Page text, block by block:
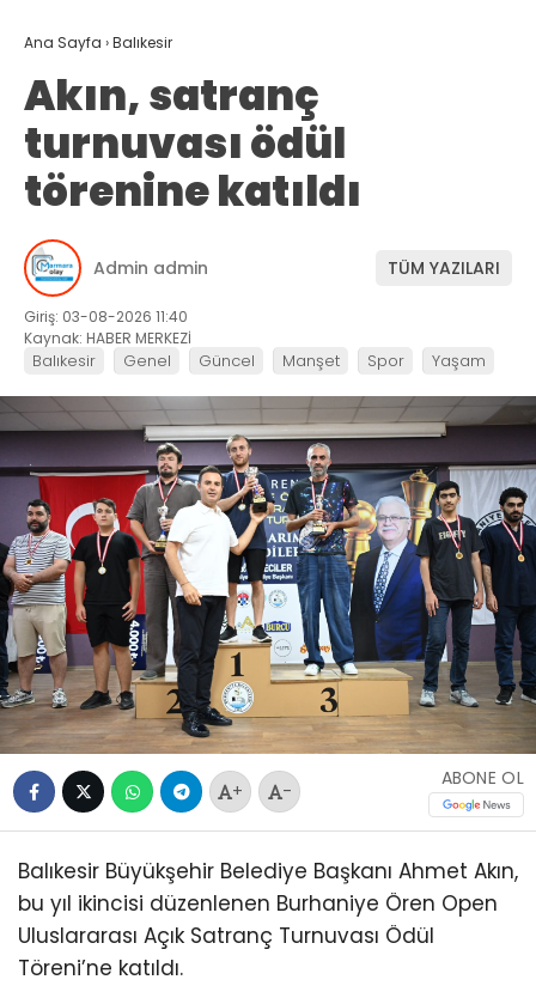
Ana Sayfa ›Balıkesir
Akın, satranç
turnuvası ödül
törenine katıldı
Admin admin TÜM YAZILARI
Giriş: 03-08-2026 11:40
Kaynak: HABER MERKEZİ
Balıkesir Genel Güncel Manşet Spor Yaşam
+ -
ABONE OL
Balıkesir Büyükşehir Belediye Başkanı Ahmet Akın,
bu yıl ikincisi düzenlenen Burhaniye Ören Open
Uluslararası Açık Satranç Turnuvası Ödül
Töreni’ne katıldı.